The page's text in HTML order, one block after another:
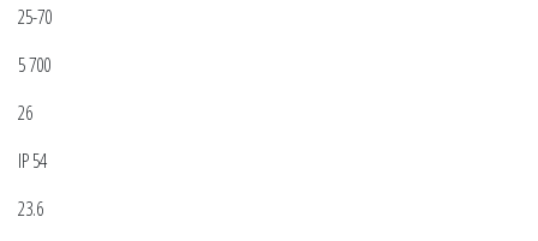
25-70
5 700
26
IP 54
23.6